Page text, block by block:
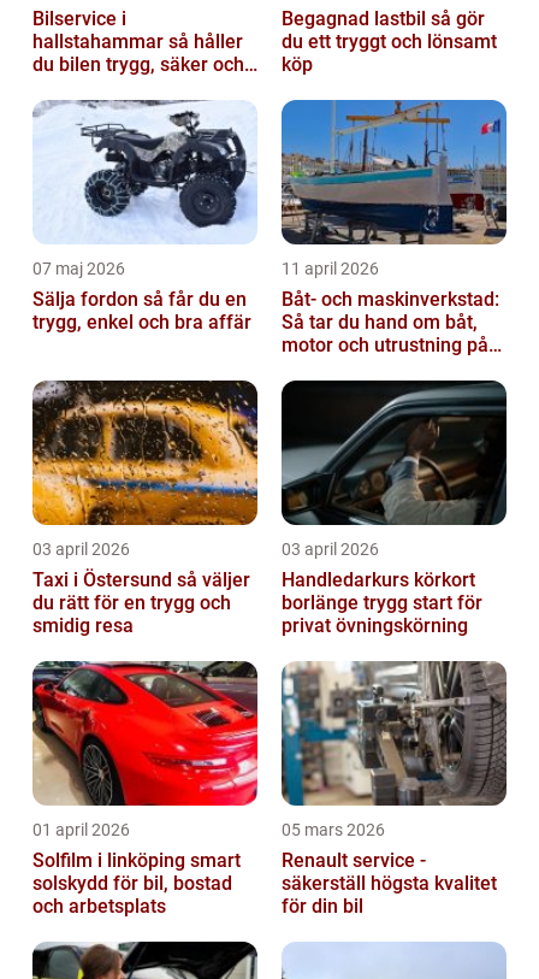
Bilservice i
hallstahammar så håller
du bilen trygg, säker och
Begagnad lastbil så gör
du ett tryggt och lönsamt
köp
07 maj 2026
Sälja fordon så får du en
trygg, enkel och bra affär
11 april 2026
Båt- och maskinverkstad:
Så tar du hand om båt,
motor och utrustning på
03 april 2026
Taxi i Östersund så väljer
du rätt för en trygg och
smidig resa
03 april 2026
Handledarkurs körkort
borlänge trygg start för
privat övningskörning
01 april 2026
Solfilm i linköping smart
solskydd för bil, bostad
och arbetsplats
05 mars 2026
Renault service -
säkerställ högsta kvalitet
för din bil